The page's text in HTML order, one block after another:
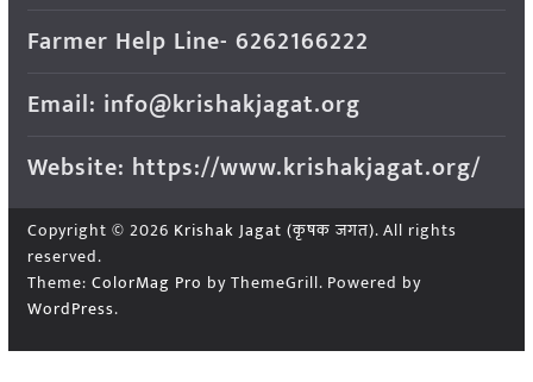
Farmer Help Line- 6262166222
Email: info@krishakjagat.org
Website: https://www.krishakjagat.org/
Copyright © 2026 Krishak Jagat (कृषक जगत). All rights
reserved.
Theme: ColorMag Pro by ThemeGrill. Powered by
WordPress.